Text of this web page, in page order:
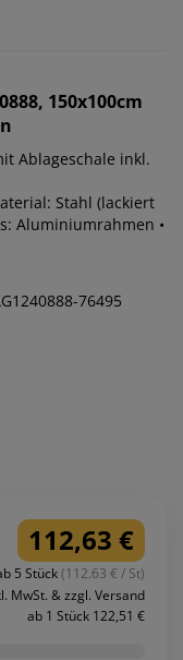
150x100cm
Ablageschale inkl.
Stahl (lackiert
Aluminiumrahmen •
76495
112,63 €
5 Stück(112.63 € / St)
MwSt. & zzgl. Versand
ab 1 Stück 122,51 €